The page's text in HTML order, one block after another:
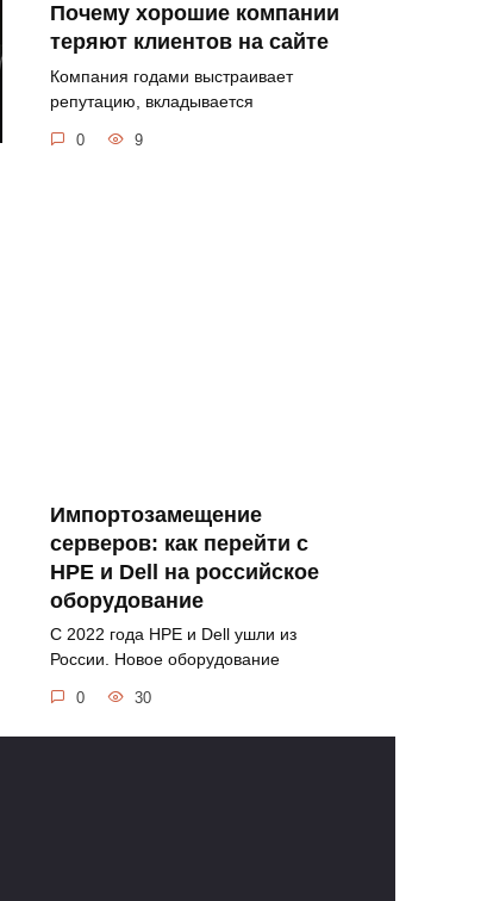
Почему хорошие компании
теряют клиентов на сайте
Компания годами выстраивает
репутацию, вкладывается
0 9
Импортозамещение
серверов: как перейти с
HPE и Dell на российское
оборудование
С 2022 года HPE и Dell ушли из
России. Новое оборудование
0 30